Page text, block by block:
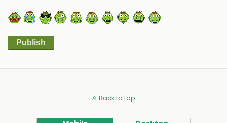
Publish
Back to top